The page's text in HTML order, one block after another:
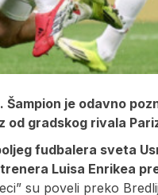
je odavno
od gradskog rivala
fudbalera sveta
Luisa Enrikea
su poveli preko